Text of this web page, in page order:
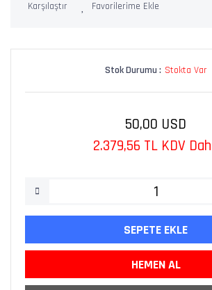
Karşılaştır
Stok Durumu : Stokta Var
50,00 USD
2.379,56 TL KDV
SEPETE EKLE
HEMEN AL